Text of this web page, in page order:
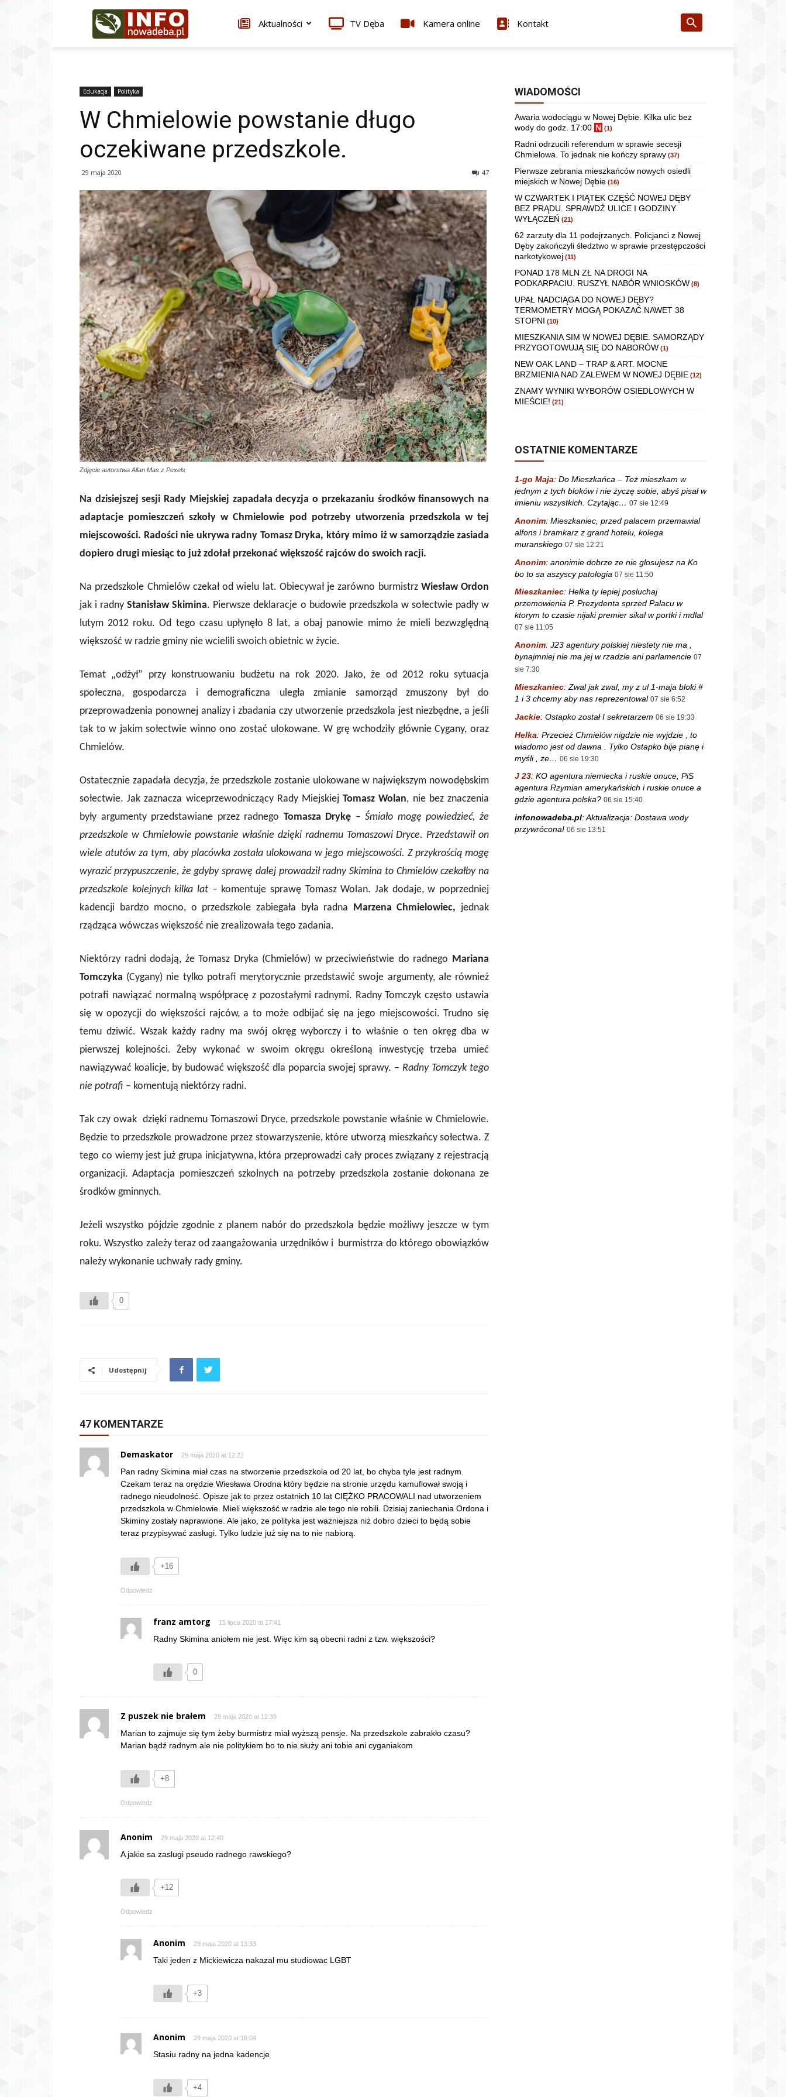
Infonowadeba.pl Aktualności TV Dęba Kamera online Kontakt
Edukacja Polityka
W Chmielowie powstanie długo
oczekiwane przedszkole.
29 maja 2020 47
Zdjęcie autorstwa Allan Mas z Pexels
Na dzisiejszej sesji Rady Miejskiej zapadała decyzja o przekazaniu środków finansowych na
adaptacje pomieszczeń szkoły w Chmielowie pod potrzeby utworzenia przedszkola w tej
miejscowości. Radości nie ukrywa radny Tomasz Dryka, który mimo iż w samorządzie zasiada
dopiero drugi miesiąc to już zdołał przekonać większość rajców do swoich racji.
Na przedszkole Chmielów czekał od wielu lat. Obiecywał je zarówno burmistrz Wiesław Ordon
jak i radnyStanisław Skimina. Pierwsze deklaracje o budowie przedszkola w sołectwie padły w
lutym 2012 roku. Od tego czasu upłynęło 8 lat, a obaj panowie mimo że mieli bezwzględną
większość w radzie gminy nie wcielili swoich obietnic w życie.
Temat „odżył” przy konstruowaniu budżetu na rok 2020. Jako, że od 2012 roku sytuacja
społeczna, gospodarcza i demograficzna uległa zmianie samorząd zmuszony był do
przeprowadzenia ponownej analizy i zbadania czy utworzenie przedszkola jest niezbędne, a jeśli
tak to w jakim sołectwie winno ono zostać ulokowane. W grę wchodziły głównie Cygany, oraz
Chmielów.
Ostatecznie zapadała decyzja, że przedszkole zostanie ulokowane w największym nowodębskim
sołectwie. Jak zaznacza wiceprzewodniczący Rady MiejskiejTomasz Wolan, nie bez znaczenia
były argumenty przedstawiane przez radnego Tomasza Drykę –Śmiało mogę powiedzieć, że
przedszkole w Chmielowie powstanie właśnie dzięki radnemu Tomaszowi Dryce. Przedstawił on
wiele atutów za tym, aby placówka została ulokowana w jego miejscowości. Z przykrością mogę
wyrazić przypuszczenie, że gdyby sprawę dalej prowadził radny Skimina to Chmielów czekałby na
przedszkole kolejnych kilka lat – komentuje sprawę Tomasz Wolan. Jak dodaje, w poprzedniej
kadencji bardzo mocno, o przedszkole zabiegała była radna Marzena Chmielowiec, jednak
rządząca wówczas większość nie zrealizowała tego zadania.
Niektórzy radni dodają, że Tomasz Dryka (Chmielów) w przeciwieństwie do radnego Mariana
Tomczyka (Cygany) nie tylko potrafi merytorycznie przedstawić swoje argumenty, ale również
potrafi nawiązać normalną współpracę z pozostałymi radnymi. Radny Tomczyk często ustawia
się w opozycji do większości rajców, a to może odbijać się na jego miejscowości. Trudno się
temu dziwić. Wszak każdy radny ma swój okręg wyborczy i to właśnie o ten okręg dba w
pierwszej kolejności. Żeby wykonać w swoim okręgu określoną inwestycję trzeba umieć
nawiązywać koalicje, by budować większość dla poparcia swojej sprawy. – Radny Tomczyk tego
nie potrafi – komentują niektórzy radni.
Tak czy owak dzięki radnemu Tomaszowi Dryce, przedszkole powstanie właśnie w Chmielowie.
Będzie to przedszkole prowadzone przez stowarzyszenie, które utworzą mieszkańcy sołectwa. Z
tego co wiemy jest już grupa inicjatywna, która przeprowadzi cały proces związany z rejestracją
organizacji. Adaptacja pomieszczeń szkolnych na potrzeby przedszkola zostanie dokonana ze
środków gminnych.
Jeżeli wszystko pójdzie zgodnie z planem nabór do przedszkola będzie możliwy jeszcze w tym
roku. Wszystko zależy teraz od zaangażowania urzędników i burmistrza do którego obowiązków
należy wykonanie uchwały rady gminy.
0
Udostępnij
47 KOMENTARZE
Demaskator 29 maja 2020 at 12:22
Pan radny Skimina miał czas na stworzenie przedszkola od 20 lat, bo chyba tyle jest radnym.
Czekam teraz na orędzie Wiesława Orodna który będzie na stronie urzędu kamuflował swoją i
radnego nieudolność. Opisze jak to przez ostatnich 10 lat CIĘŻKO PRACOWALI nad utworzeniem
przedszkola w Chmielowie. Mieli większość w radzie ale tego nie robili. Dzisiaj zaniechania Ordona i
Skiminy zostały naprawione. Ale jako, że polityka jest ważniejsza niż dobro dzieci to będą sobie
teraz przypisywać zasługi. Tylko ludzie już się na to nie nabiorą.
+16
Odpowiedz
franz amtorg 15 lipca 2020 at 17:41
Radny Skimina aniołem nie jest. Więc kim są obecni radni z tzw. większości?
0
Z puszek nie brałem 29 maja 2020 at 12:39
Marian to zajmuje się tym żeby burmistrz miał wyższą pensje. Na przedszkole zabrakło czasu?
Marian bądź radnym ale nie politykiem bo to nie służy ani tobie ani cyganiakom
+8
Odpowiedz
Anonim 29 maja 2020 at 12:40
A jakie sa zaslugi pseudo radnego rawskiego?
+12
Odpowiedz
Anonim 29 maja 2020 at 13:33
Taki jeden z Mickiewicza nakazal mu studiowac LGBT
+3
Anonim 29 maja 2020 at 16:04
Stasiu radny na jedna kadencje
+4
WIADOMOŚCI
Awaria wodociągu w Nowej Dębie. Kilka ulic bez
wody do godz. 17:00 N (1)
Radni odrzucili referendum w sprawie secesji
Chmielowa. To jednak nie kończy sprawy (37)
Pierwsze zebrania mieszkańców nowych osiedli
miejskich w Nowej Dębie (16)
W CZWARTEK I PIĄTEK CZĘŚĆ NOWEJ DĘBY
BEZ PRĄDU. SPRAWDŹ ULICE I GODZINY
WYŁĄCZEŃ (21)
62 zarzuty dla 11 podejrzanych. Policjanci z Nowej
Dęby zakończyli śledztwo w sprawie przestępczości
narkotykowej (11)
PONAD 178 MLN ZŁ NA DROGI NA
PODKARPACIU. RUSZYŁ NABÓR WNIOSKÓW (8)
UPAŁ NADCIĄGA DO NOWEJ DĘBY?
TERMOMETRY MOGĄ POKAZAĆ NAWET 38
STOPNI (10)
MIESZKANIA SIM W NOWEJ DĘBIE. SAMORZĄDY
PRZYGOTOWUJĄ SIĘ DO NABORÓW (1)
NEW OAK LAND – TRAP & ART. MOCNE
BRZMIENIA NAD ZALEWEM W NOWEJ DĘBIE (12)
ZNAMY WYNIKI WYBORÓW OSIEDLOWYCH W
MIEŚCIE! (21)
OSTATNIE KOMENTARZE
1-go Maja: Do Mieszkańca – Też mieszkam w
jednym z tych bloków i nie życzę sobie, abyś pisał w
imieniu wszystkich. Czytając… 07 sie 12:49
Anonim: Mieszkaniec, przed palacem przemawial
alfons i bramkarz z grand hotelu, kolega
muranskiego 07 sie 12:21
Anonim: anonimie dobrze ze nie glosujesz na Ko
bo to sa aszyscy patologia 07 sie 11:50
Mieszkaniec: Helka ty lepiej posluchaj
przemowienia P. Prezydenta sprzed Palacu w
ktorym to czasie nijaki premier sikal w portki i mdlal
07 sie 11:05
Anonim: J23 agentury polskiej niestety nie ma ,
bynajmniej nie ma jej w rzadzie ani parlamencie 07
sie 7:30
Mieszkaniec: Zwal jak zwal, my z ul 1-maja bloki #
1 i 3 chcemy aby nas reprezentowal 07 sie 6:52
Jackie: Ostapko został I sekretarzem 06 sie 19:33
Helka: Przecież Chmielów nigdzie nie wyjdzie , to
wiadomo jest od dawna . Tylko Ostapko bije pianę i
myśli , że… 06 sie 19:30
J 23: KO agentura niemiecka i ruskie onuce, PiS
agentura Rzymian amerykańskich i ruskie onuce a
gdzie agentura polska? 06 sie 15:40
infonowadeba.pl:Aktualizacja: Dostawa wody
przywrócona! 06 sie 13:51